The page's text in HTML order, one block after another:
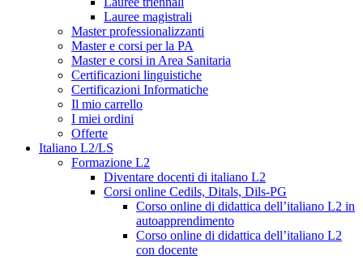
Lauree magistrali
Master professionalizzanti
Master e corsi per la PA
Master e corsi in Area Sanitaria
Certificazioni linguistiche
Certificazioni Informatiche
Il mio carrello
I miei ordini
Offerte
Italiano L2/LS
Formazione L2
Diventare docenti di italiano L2
Corsi online Cedils, Ditals, Dils-PG
Corso online di didattica dell’italiano L2 in
autoapprendimento
Corso online di didattica dell’italiano L2
con docente